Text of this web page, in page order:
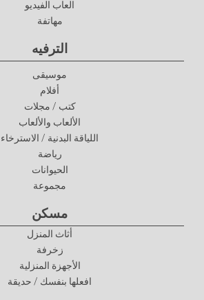
العاب الفيديو
مهاتفة
الترفيه
موسيقى
أفلام
كتب / مجلات
الألعاب والألعاب
اللياقة البدنية / الاسترخاء
رياضة
الحيوانات
مجموعة
مسكن
أثاث المنزل
زخرفة
الأجهزة المنزلية
افعلها بنفسك / حديقة